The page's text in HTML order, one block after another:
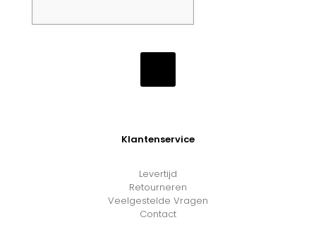
Klantenservice
Levertijd
Retourneren
Veelgestelde Vragen
Contact